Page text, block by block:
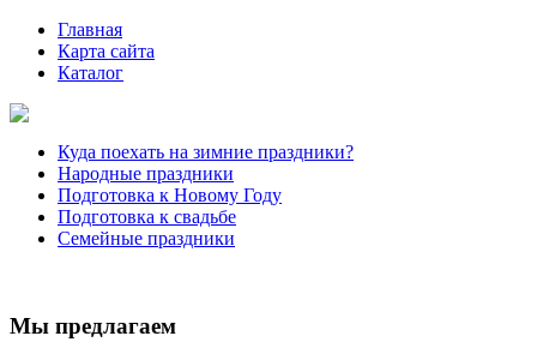
Главная
Карта сайта
Каталог
Куда поехать на зимние праздники?
Народные праздники
Подготовка к Новому Году
Подготовка к свадьбе
Семейные праздники
Мы предлагаем